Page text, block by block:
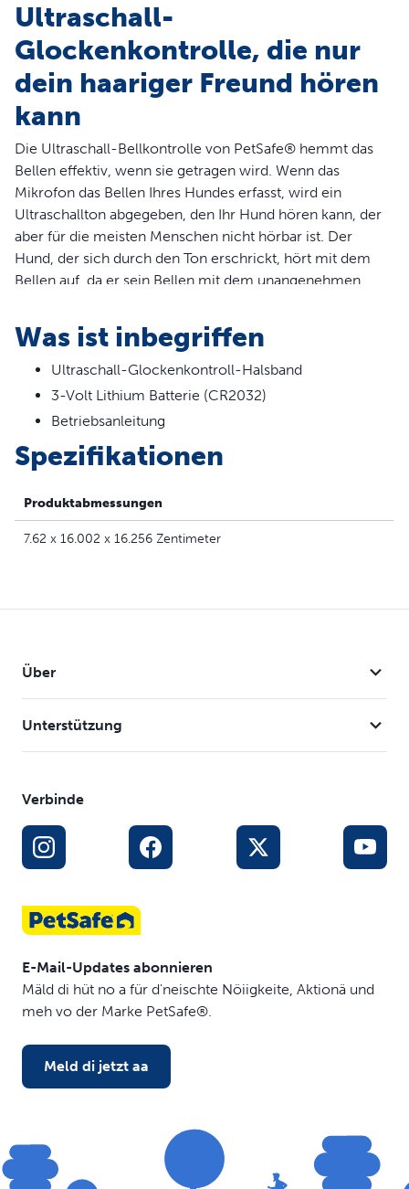
Ultraschall-
Glockenkontrolle, die nur
dein haariger Freund hören
kann
Die Ultraschall-Bellkontrolle von PetSafe® hemmt das
Bellen effektiv, wenn sie getragen wird. Wenn das
Mikrofon das Bellen Ihres Hundes erfasst, wird ein
Ultraschallton abgegeben, den Ihr Hund hören kann, der
aber für die meisten Menschen nicht hörbar ist. Der
Hund, der sich durch den Ton erschrickt, hört mit dem
Bellen auf, da er sein Bellen mit dem unangenehmen
Was ist inbegriffen
Ultraschall-Glockenkontroll-Halsband
3-Volt Lithium Batterie (CR2032)
Betriebsanleitung
Spezifikationen
Produktabmessungen
7.62 x 16.002 x 16.256 Zentimeter
Über
Unterstützung
Verbinde
E-Mail-Updates abonnieren
Mäld di hüt no a für d'neischte Nöiigkeite, Aktionä und
meh vo der Marke PetSafe®.
Meld di jetzt aa